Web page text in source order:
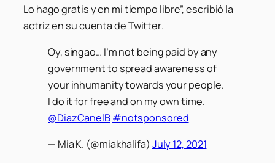
Lo hago gratis y en mi tiempo libre”, escribió la
actriz en su cuenta deTwitter.
Oy, singao… I’m not being paid by any
government to spread awareness of
your inhumanity towards your people.
I do it for free and on my own time.
@DiazCanelB#notsponsored
— Mia K. (@miakhalifa) July 12, 2021